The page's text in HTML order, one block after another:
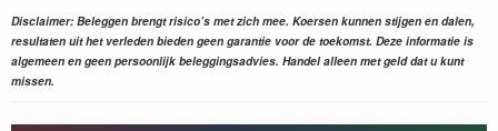
Disclaimer: Beleggen brengt risico’s met zich mee. Koersen kunnen stijgen en dalen,
resultaten uit het verleden bieden geen garantie voor de toekomst. Deze informatie is
algemeen en geen persoonlijk beleggingsadvies. Handel alleen met geld dat u kunt
missen.